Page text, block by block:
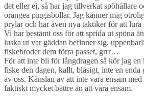
det eller ej, så har jag tillverkat spöhållare
orangea pingisbollar. Jag känner mig
prylar och har även nya taktiker för att lura
Vi har bestämt oss för att sprida ut spöna
luska ut var gäddan befinner sig,
fiskebroder dem förra passet, grrr…
För att inte bli för långdragen så kör jag
fiske den dagen, kallt, blåsigt, inte en enda
av oss. Känslan av att inte vara ensam
faktiskt mycket bättre än att vara ensam.